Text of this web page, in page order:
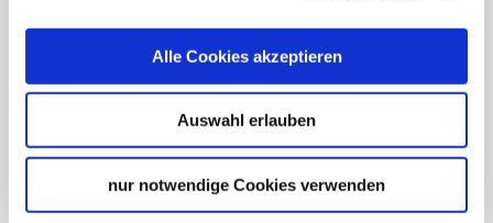
Alle Cookies akzeptieren
Auswahl erlauben
nur notwendige Cookies verwenden
Abonnieren
Über uns